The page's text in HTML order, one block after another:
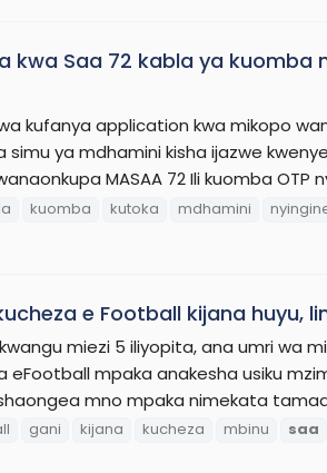
kwa Saa 72 kabla ya
kufanya application kwa mikopo
ya mdhamini kisha ijazwe
MASAA 72 Ili kuomba OTP
kuomba kutoka mdhamini
e Football kijana huyu,
miezi 5 iliyopita, ana umri wa
mpaka anakesha usiku
mno mpaka nimekata
gani kijana kucheza mbinu saa